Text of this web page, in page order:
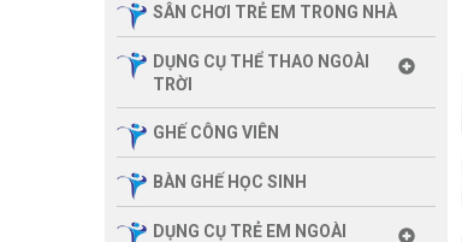
SÂN CHƠI TRẺ EM TRONG NHÀ
DỤNG CỤ THỂ THAO NGOÀI
TRỜI
GHẾ CÔNG VIÊN
BÀN GHẾ HỌC SINH
DỤNG CỤ TRẺ EM NGOÀI